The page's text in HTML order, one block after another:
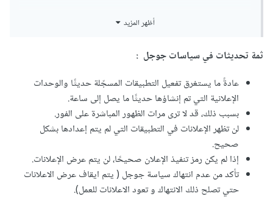
لابد ان تعمل الاعلانات في تطبيق مع العلم انها تستغرق فترة زمنة
جميع وظائف التطبيق تعمل علي اكمل وجه تفادياً لرفع تحديث آخر
دون لزوم لذلك
أظهر المزيد
ثمة تحديثات في سياسات جوجل :
عادةً ما يستغرق تفعيل التطبيقات المسجّلة حديثًا والوحدات
الإعلانية التي تم إنشاؤها حديثًا ما يصل إلى ساعة.
بسبب ذلك، قد لا ترى مرات الظهور المباشرة على الفور.
لن تظهر الإعلانات في التطبيقات التي لم يتم إعدادها بشكل
صحيح.
إذا لم يكن رمز تنفيذ الإعلان صحيحًا، لن يتم عرض الإعلانات.
تأكد من عدم انتهاك سياسة جوجل ( يتم ايقاف عرض الاعلانات
حتي تصلح ذلك الانتهاك و تعود الاعلانات للعمل).